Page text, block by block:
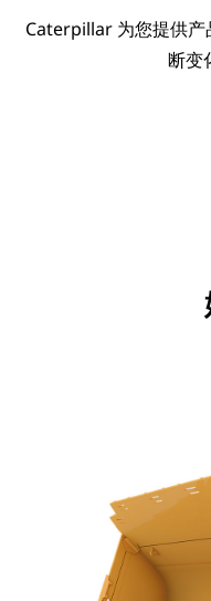
Caterpillar 为您提供产
断变